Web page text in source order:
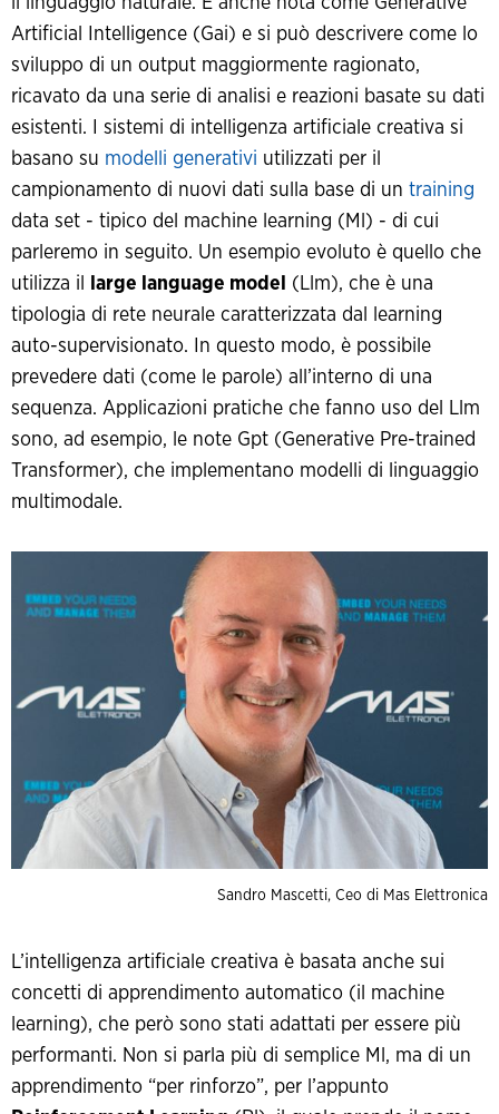
Artificial Intelligence (Gai) e si può descrivere come lo
sviluppo di un output maggiormente ragionato,
ricavato da una serie di analisi e reazioni basate su dati
esistenti. I sistemi di intelligenza artificiale creativa si
basano su modelli generativi utilizzati per il
campionamento di nuovi dati sulla base di un training
data set - tipico del machine learning (Ml) - di cui
parleremo in seguito. Un esempio evoluto è quello che
utilizza il
large language model
(Llm), che è una
tipologia di rete neurale caratterizzata dal learning
auto-supervisionato. In questo modo, è possibile
prevedere dati (come le parole) all’interno di una
sequenza. Applicazioni pratiche che fanno uso del Llm
sono, ad esempio, le note Gpt (Generative Pre-trained
Transformer), che implementano modelli di linguaggio
multimodale.
Sandro Mascetti, Ceo di Mas Elettronica
L’intelligenza artificiale creativa è basata anche sui
concetti di apprendimento automatico (il machine
learning), che però sono stati adattati per essere più
performanti. Non si parla più di semplice Ml, ma di un
apprendimento “per rinforzo”, per l’appunto